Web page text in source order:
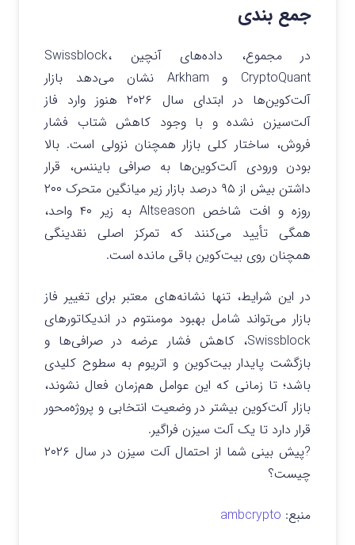
جمع بندی
در مجموع، داده‌های آنچین Swissblock،
CryptoQuant و Arkham نشان می‌دهد بازار
آلت‌کوین‌ها در ابتدای سال ۲۰۲۶ هنوز وارد فاز
آلت‌سیزن نشده و با وجود کاهش شتاب فشار
فروش، ساختار کلی بازار همچنان نزولی است. بالا
بودن ورودی آلت‌کوین‌ها به صرافی بایننس، قرار
داشتن بیش از ۹۵ درصد بازار زیر میانگین متحرک ۲۰۰
روزه و افت شاخص Altseason به زیر ۴۰ واحد،
همگی تأیید می‌کنند که تمرکز اصلی نقدینگی
همچنان روی بیت‌کوین باقی مانده است.
در این شرایط، تنها نشانه‌های معتبر برای تغییر فاز
بازار می‌تواند شامل بهبود مومنتوم در اندیکاتورهای
Swissblock، کاهش فشار عرضه در صرافی‌ها و
بازگشت پایدار بیت‌کوین و اتریوم به سطوح کلیدی
باشد؛ تا زمانی که این عوامل هم‌زمان فعال نشوند،
بازار آلت‌کوین بیشتر در وضعیت انتخابی و پروژه‌محور
قرار دارد تا یک آلت‌ سیزن فراگیر.
?پیش بینی شما از احتمال آلت سیزن در سال ۲۰۲۶
چیست؟
منبع: ambcrypto